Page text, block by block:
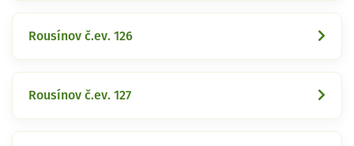
Rousínov č.ev. 126
Rousínov č.ev. 127